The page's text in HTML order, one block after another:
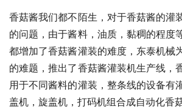
香菇酱我们都不陌生，对于香菇酱的灌
的问题，由于酱料，油质，黏稠的程度
都增加了香菇酱灌装的难度，东泰机械
的难题，推出了香菇酱灌装机生产线，
用于不同酱料的灌装，整条线的设备有
盖机，旋盖机，打码机组合成自动化香